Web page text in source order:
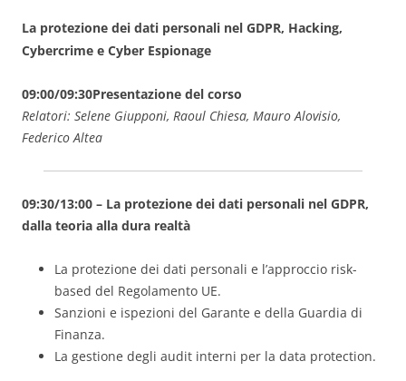
La protezione dei dati personali nel GDPR, Hacking,
Cybercrime e Cyber Espionage
09:00/09:30Presentazione del corso
Relatori: Selene Giupponi, Raoul Chiesa, Mauro Alovisio,
Federico Altea
09:30/13:00 – La protezione dei dati personali nel GDPR,
dalla teoria alla dura realtà
La protezione dei dati personali e l’approccio risk-
based del Regolamento UE.
Sanzioni e ispezioni del Garante e della Guardia di
Finanza.
La gestione degli audit interni per la data protection.